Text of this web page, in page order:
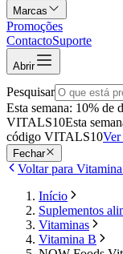
Marcas
Promoções
ContactoSuporte
Abrir
Pesquisar
Esta semana: 10% de
VITALS10Esta
código VITALS10
Fechar
Voltar para
Início
Suplementos
Vitaminas
Vitamina B